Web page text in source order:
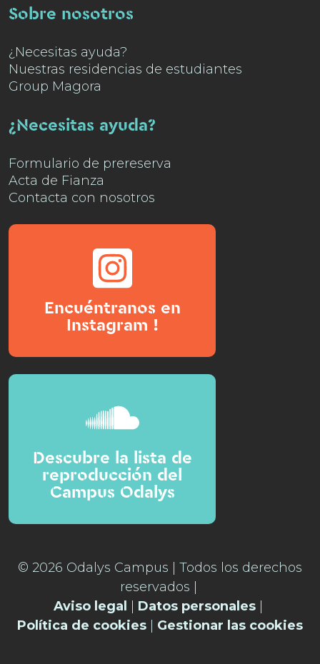
Sobre nosotros
¿Necesitas ayuda?
Nuestras residencias de estudiantes
Group Magora
¿Necesitas ayuda?
Formulario de prereserva
Acta de Fianza
Contacta con nosotros
Encuéntranos en
Instagram !
Descubre la lista de
reproducción del
Campus Odalys
© 2026 Odalys Campus | Todos los derechos
reservados |
Aviso legal
Datos personales
Política de cookies
Gestionar las cookies